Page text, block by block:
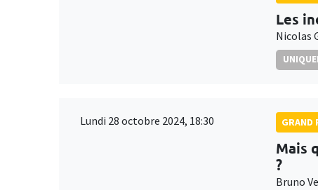
Les
Nicolas
Lundi 28 octobre 2024, 18:30 GRAND
Mais
?
Bruno